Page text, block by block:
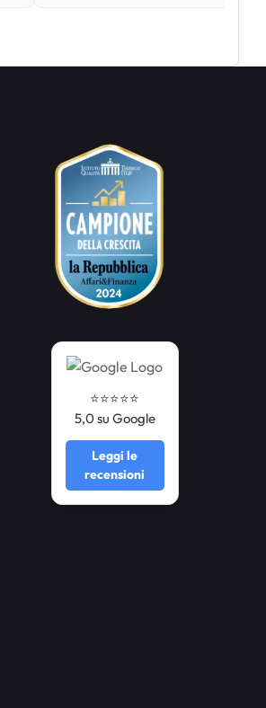
⭐️⭐️⭐️⭐️⭐️
5,0 su Google
Leggi le
recensioni